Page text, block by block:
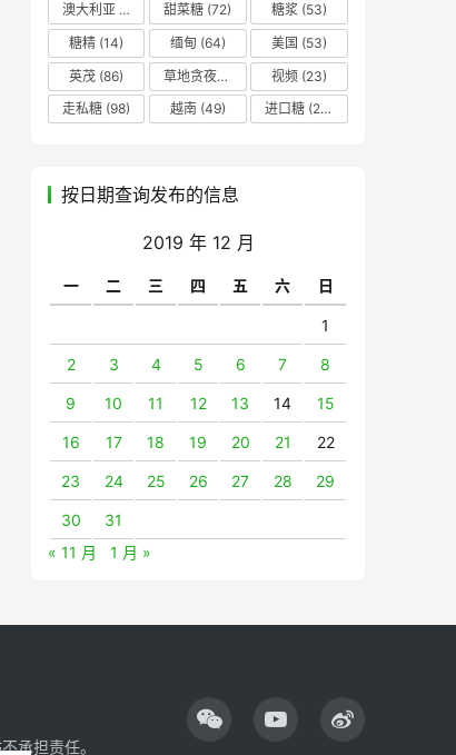
澳大利亚
甜菜糖 (72) 糖浆 (53)
糖精 (14) 缅甸 (64) 美国 (53)
英茂 (86) 草地贪夜蛾 视频 (23)
走私糖 (98) 越南(49) 进口糖 (236)
按日期查询发布的信息
2019 年 12 月
一 二 三 四 五 六 日
1
2 3 4 5 6 7 8
9 10 11 12 13 14 15
16 17 18 19 20 21 22
23 24 25 26 27 28 29
30
31
« 11 月
1 月 »
承担责任。